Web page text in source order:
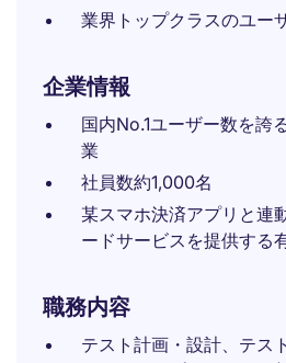
業界トップクラスのユー
企業情報
国内No.1ユーザー数を誇
業
社員数約1,000名
某スマホ決済アプリと連
ードサービスを提供する
職務内容
テスト計画・設計、テス